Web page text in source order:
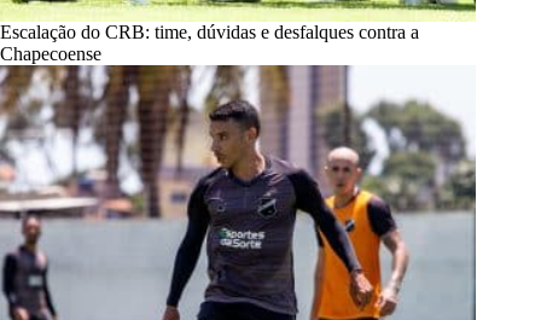
Escalação do CRB: time, dúvidas e desfalques contra a
Chapecoense